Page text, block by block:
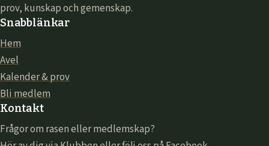
prov, kunskap och gemenskap.
Snabblänkar
Hem
Avel
Kalender & prov
Bli medlem
Kontakt
Frågor om rasen eller medlemskap?